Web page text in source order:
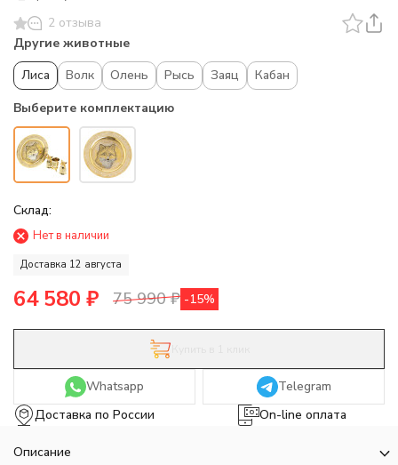
2 отзыва
Другие животные
Лиса
Волк Олень Рысь Заяц
Кабан
Выберите комплектацию
Склад:
Нет в наличии
Доставка 12 августа
64 580 ₽ 75 990₽ -15%
Whatsapp
Telegram
Доставка по России
On-line оплата
Описание